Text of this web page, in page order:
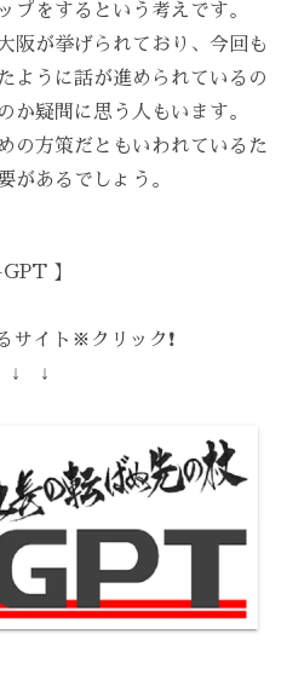
プをするという考えです。
阪が挙げられており、今回も
ように話が進められているの
か疑問に思う人もいます。
の方策だともいわれているた
があるでしょう。
GPT 】
サイト※クリック❗️
↓ ↓